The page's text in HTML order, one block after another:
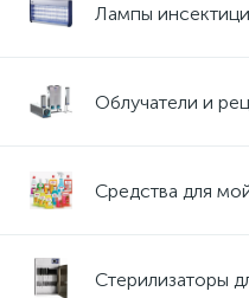
Лампы
Облучатели и
Средства для
Стерилизаторы